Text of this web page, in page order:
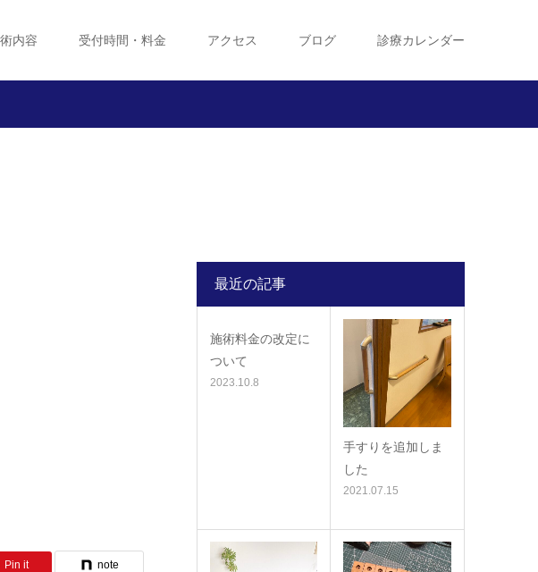
内容 受付時間・料金 アクセス ブログ 診療カレンダー
Pin it note
最近の記事
施術料金の改定に
ついて
2023.10.8
手すりを追加しま
した
2021.07.15